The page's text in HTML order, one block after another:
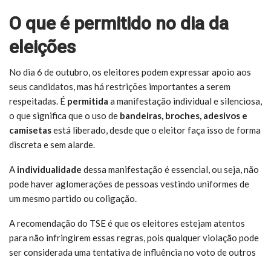
O que é permitido no dia da
eleições
No dia 6 de outubro, os eleitores podem expressar apoio aos
seus candidatos, mas há restrições importantes a serem
respeitadas. É permitida a manifestação individual e silenciosa,
o que significa que o uso de bandeiras, broches, adesivos e
camisetasestá liberado, desde que o eleitor faça isso de forma
discreta e sem alarde.
A individualidade dessa manifestação é essencial, ou seja, não
pode haver aglomerações de pessoas vestindo uniformes de
um mesmo partido ou coligação.
A recomendação do TSE é que os eleitores estejam atentos
para não infringirem essas regras, pois qualquer violação pode
ser considerada uma tentativa de influência no voto de outros